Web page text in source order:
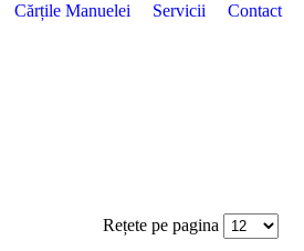
Cărțile Manuelei Servicii Contact
Rețete pe pagina